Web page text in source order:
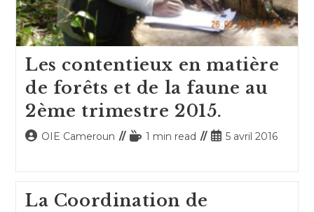
Les contentieux en matière
de forêts et de la faune au
2ème trimestre 2015.
Auteur/autrice
OIE Cameroun
Temps1 min read
Publication
5 avril 2016
La Coordination de